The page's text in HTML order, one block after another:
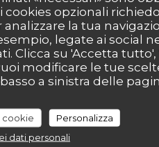
opzionali
la tua
legate ai social
Clicca su 'Accetta
modificare le tue
a sinistra delle
cookie
Personalizza
dati personali
Cucina:5/5 Qualità / Prezzo:4/5
Cucina: 4 /5 Qualità / Prezzo